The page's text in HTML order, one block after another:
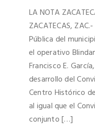
LA NOTA
ZACATECAS,
Pública del
el operativo
Francisco E.
desarrollo del
Centro Histórico
al igual que el
conjunto […]